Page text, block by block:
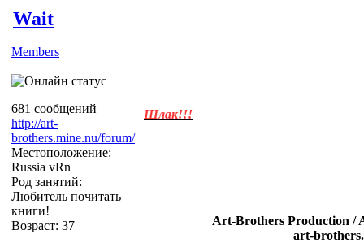
Wait
Members
681 сообщений
http://art-
brothers.mine.nu/forum/
Местоположение:
Russia vRn
Род занятий:
Любитель почитать
книги!
Возраст: 37
Шлак!!!
Art-Brothers Production /
art-